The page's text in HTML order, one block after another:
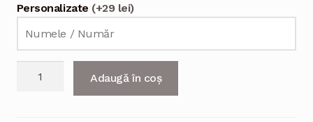
Personalizate (+29 lei)
Adaugă în coș